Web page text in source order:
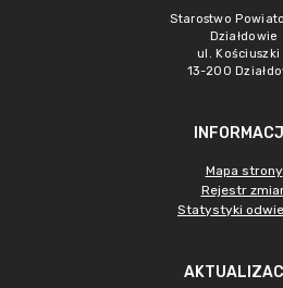
Starostwo
Działdowie
ul. Kościuszki
13-200
Mapa strony
Rejestr
Statystyki